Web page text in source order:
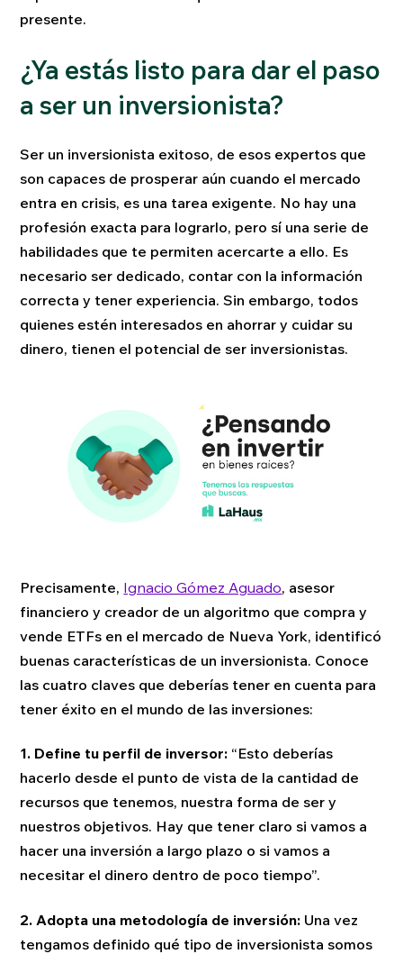
presente.
¿Ya estás listo para dar el paso
a ser un inversionista?
Ser un inversionista exitoso, de esos expertos que
son capaces de prosperar aún cuando el mercado
entra en crisis, es una tarea exigente. No hay una
profesión exacta para lograrlo, pero sí una serie de
habilidades que te permiten acercarte a ello. Es
necesario ser dedicado, contar con la información
correcta y tener experiencia. Sin embargo, todos
quienes estén interesados en ahorrar y cuidar su
dinero, tienen el potencial de ser inversionistas.
Precisamente, Ignacio Gómez Aguado, asesor
financiero y creador de un algoritmo que compra y
vende ETFs en el mercado de Nueva York, identificó
buenas características de un inversionista. Conoce
las cuatro claves que deberías tener en cuenta para
tener éxito en el mundo de las inversiones:
1. Define tu perfil de inversor: “Esto deberías
hacerlo desde el punto de vista de la cantidad de
recursos que tenemos, nuestra forma de ser y
nuestros objetivos. Hay que tener claro si vamos a
hacer una inversión a largo plazo o si vamos a
necesitar el dinero dentro de poco tiempo”.
2. Adopta una metodología de inversión: Una vez
tengamos definido qué tipo de inversionista somos